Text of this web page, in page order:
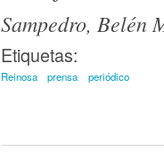
Sampedro, Belén
Etiquetas:
Reinosa prensa periódico